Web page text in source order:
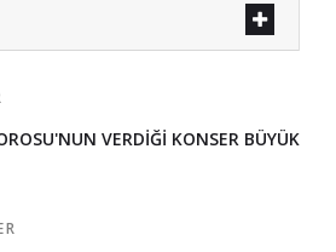
VERDİĞİ KONSER BÜYÜK